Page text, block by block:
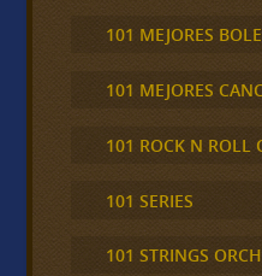
101 MEJORES
101 MEJORES
101 ROCK N ROLL
101 SERIES
101 STRINGS